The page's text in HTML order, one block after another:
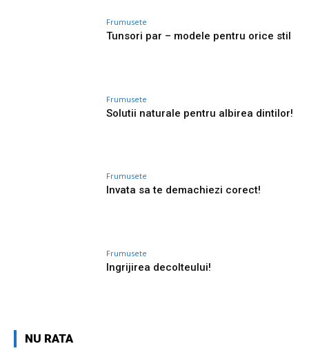
Frumusete
Tunsori par – modele pentru orice stil
Frumusete
Solutii naturale pentru albirea dintilor!
Frumusete
Invata sa te demachiezi corect!
Frumusete
Ingrijirea decolteului!
NU RATA